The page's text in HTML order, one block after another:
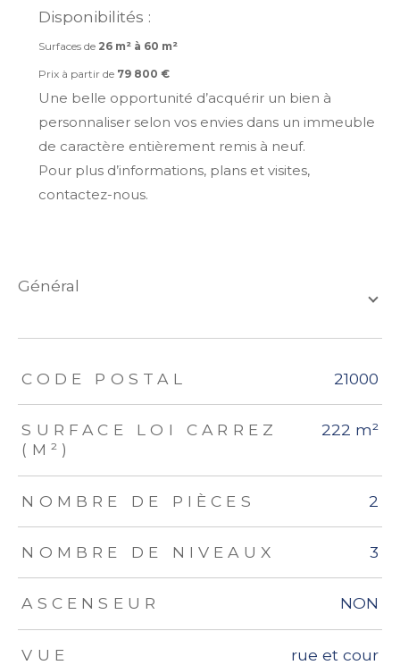
Disponibilités :
Surfaces de 26 m² à 60 m²
Prix à partir de 79 800 €
Une belle opportunité d’acquérir un bien à
personnaliser selon vos envies dans un immeuble
de caractère entièrement remis à neuf.
Pour plus d’informations, plans et visites,
contactez-nous.
général
TRAD_ZEPHYR_Caracteristique TRAD_ZEPHYR_Valeurs
CODE POSTAL 21000
SURFACE LOI CARREZ
(M²)
222 m²
NOMBRE DE PIÈCES 2
NOMBRE DE NIVEAUX 3
ASCENSEUR NON
VUE rue et cour